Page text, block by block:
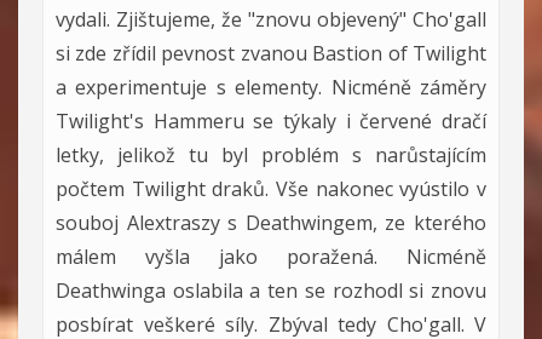
vydali. Zjištujeme, že "znovu objevený" Cho'gall
si zde zřídil pevnost zvanou Bastion of Twilight
a experimentuje s elementy. Nicméně záměry
Twilight's Hammeru se týkaly i červené dračí
letky, jelikož tu byl problém s narůstajícím
počtem Twilight draků. Vše nakonec vyústilo v
souboj Alextraszy s Deathwingem, ze kterého
málem vyšla jako poražená. Nicméně
Deathwinga oslabila a ten se rozhodl si znovu
posbírat veškeré síly. Zbýval tedy Cho'gall. V